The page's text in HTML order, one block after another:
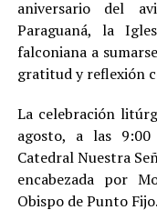
aniversario del
Paraguaná, la
falconiana a
gratitud y reflexión
La celebración
agosto, a las
Catedral Nuestra
encabezada por
Obispo de Punto Fijo.